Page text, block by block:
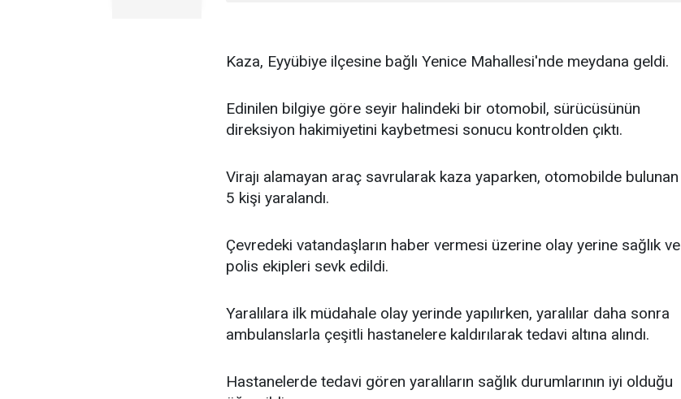
Kaza, Eyyübiye ilçesine bağlı Yenice Mahallesi'nde meydana geldi.
Edinilen bilgiye göre seyir halindeki bir otomobil, sürücüsünün
direksiyon hakimiyetini kaybetmesi sonucu kontrolden çıktı.
Virajı alamayan araç savrularak kaza yaparken, otomobilde bulunan
5 kişi yaralandı.
Çevredeki vatandaşların haber vermesi üzerine olay yerine sağlık ve
polis ekipleri sevk edildi.
Yaralılara ilk müdahale olay yerinde yapılırken, yaralılar daha sonra
ambulanslarla çeşitli hastanelere kaldırılarak tedavi altına alındı.
Hastanelerde tedavi gören yaralıların sağlık durumlarının iyi olduğu